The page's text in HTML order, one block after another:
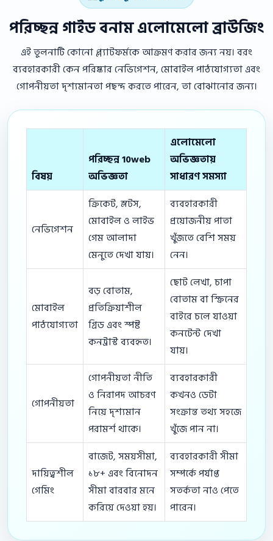
পরিচ্ছন্ন গাইড বনাম এলোমেলো ব্রাউজিং
এই তুলনাটি কোনো প্ল্যাটফর্মকে আক্রমণ করার জন্য নয়। বরং
ব্যবহারকারী কেন পরিষ্কার নেভিগেশন, মোবাইল পাঠযোগ্যতা এবং
গোপনীয়তা দৃশ্যমানতা পছন্দ করতে পারেন, তা বোঝানোর জন্য।
বিষয়
পরিচ্ছন্ন 10web
অভিজ্ঞতা
এলোমেলো
অভিজ্ঞতায়
সাধারণ সমস্যা
নেভিগেশন
ক্রিকেট, স্লটস,
মোবাইল ও লাইভ
গেম আলাদা
মেনুতে দেখা যায়।
ব্যবহারকারী
প্রয়োজনীয় পাতা
খুঁজতে বেশি সময়
নেন।
মোবাইল
পাঠযোগ্যতা
বড় বোতাম,
প্রতিক্রিয়াশীল
গ্রিড এবং স্পষ্ট
কনট্রাস্ট ব্যবহৃত।
ছোট লেখা, চাপা
বোতাম বা স্ক্রিনের
বাইরে চলে যাওয়া
কনটেন্ট দেখা
যায়।
গোপনীয়তা
গোপনীয়তা নীতি
ও নিরাপদ আচরণ
নিয়ে দৃশ্যমান
পরামর্শ থাকে।
ব্যবহারকারী
কখনও ডেটা
সংক্রান্ত তথ্য সহজে
খুঁজে পান না।
দায়িত্বশীল
গেমিং
বাজেট, সময়সীমা,
১৮+ এবং বিনোদন
সীমা বারবার মনে
করিয়ে দেওয়া হয়।
ব্যবহারকারী সীমা
সম্পর্কে পর্যাপ্ত
সতর্কতা নাও পেতে
পারেন।